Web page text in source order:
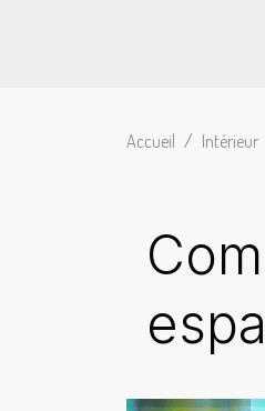
Accueil Intérieur